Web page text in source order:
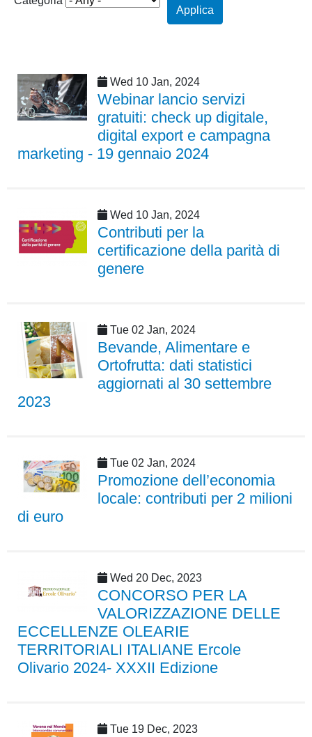
Applica
Wed 10 Jan, 2024
Webinar lancio servizi
gratuiti: check up digitale,
digital export e campagna
marketing - 19 gennaio 2024
Wed 10 Jan, 2024
Contributi per la
certificazione della parità di
genere
Tue 02 Jan, 2024
Bevande, Alimentare e
Ortofrutta: dati statistici
aggiornati al 30 settembre
2023
Tue 02 Jan, 2024
Promozione dell’economia
locale: contributi per 2 milioni
di euro
Wed 20 Dec, 2023
CONCORSO PER LA
VALORIZZAZIONE DELLE
ECCELLENZE OLEARIE
TERRITORIALI ITALIANE Ercole
Olivario 2024- XXXII Edizione
Tue 19 Dec, 2023